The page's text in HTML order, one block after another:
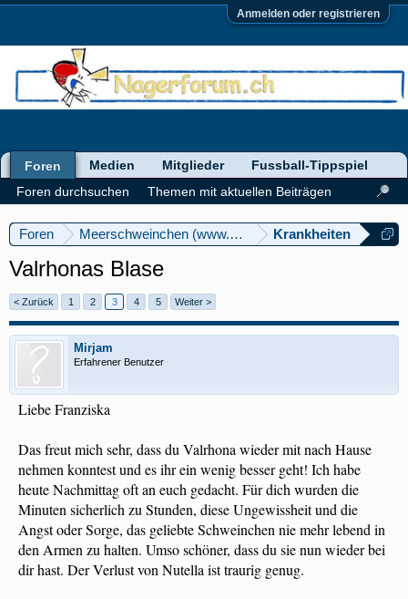
Anmelden oder registrieren
Foren Meerschweinchen (www.meerschweinforum.ch)
Krankheiten
Valrhonas Blase
< Zurück 1 2 3 4 5 Weiter >
Mirjam
Erfahrener Benutzer
Liebe Franziska
Das freut mich sehr, dass du Valrhona wieder mit nach Hause
nehmen konntest und es ihr ein wenig besser geht! Ich habe
heute Nachmittag oft an euch gedacht. Für dich wurden die
Minuten sicherlich zu Stunden, diese Ungewissheit und die
Angst oder Sorge, das geliebte Schweinchen nie mehr lebend in
den Armen zu halten. Umso schöner, dass du sie nun wieder bei
dir hast. Der Verlust von Nutella ist traurig genug.
Foren
Foren durchsuchen
Themen mit aktuellen Beiträgen
Medien Mitglieder Fussball-Tippspiel